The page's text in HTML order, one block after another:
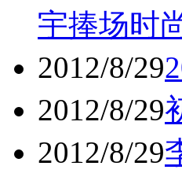
宇捧场时
2012/8/29
2012/8/29
2012/8/29